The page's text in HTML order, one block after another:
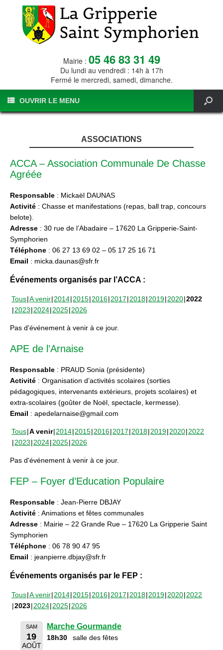
Mairie : 05 46 83 31 49
Du lundi au vendredi : 14h à 17h
Fermé le mercredi, samedi, dimanche.
OUVRIR LE MENU
ASSOCIATIONS
ACCA – Association Communale De Chasse
Agréée
Responsable : Mickaël DAUNAS
Activité : Chasse et manifestations (repas, ball trap, concours
belote).
Adresse : 30 rue de l’Abadaire – 17620 La Gripperie-Saint-
Symphorien
Téléphone : 06 27 13 69 02 – 05 17 25 16 71
Email : micka.daunas@sfr.fr
Événements organisés par l’ACCA :
Tous A venir 2014 2015 2016 2017 2018 2019 2020 2022
2023 2024 2025 2026
Pas d'événement à venir à ce jour.
APE de l’Arnaise
Responsable : PRAUD Sonia (présidente)
Activité : Organisation d’activités scolaires (sorties
pédagogiques, intervenants extérieurs, projets scolaires) et
extra-scolaires (goûter de Noël, spectacle, kermesse).
Email : apedelarnaise@gmail.com
Tous A venir 2014 2015 2016 2017 2018 2019 2020 2022
2023 2024 2025 2026
Pas d'événement à venir à ce jour.
FEP – Foyer d’Education Populaire
Responsable : Jean-Pierre DBJAY
Activité : Animations et fêtes communales
Adresse : Mairie – 22 Grande Rue – 17620 La Gripperie Saint
Symphorien
Téléphone : 06 78 90 47 95
Email : jeanpierre.dbjay@sfr.fr
Événements organisés par le FEP :
Tous A venir 2014 2015 2016 2017 2018 2019 2020 2022
2023 2024 2025 2026
SAM
19
AOÛT
Marche Gourmande
18h30 salle des fêtes